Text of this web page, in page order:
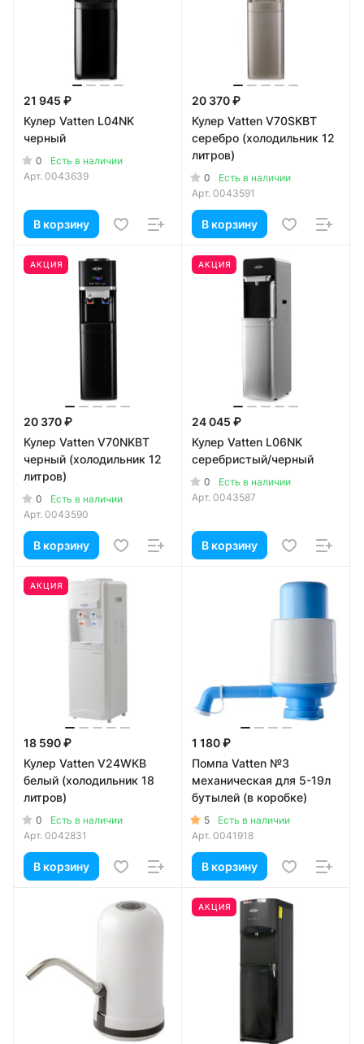
21 945 ₽
Кулер Vatten L04NK
черный
0
Есть в наличии
Арт. 0043639
В корзину
20 370 ₽
Кулер Vatten V70SKBT
серебро (холодильник 12
литров)
0
Есть в наличии
Арт. 0043591
В корзину
АКЦИЯ
20 370 ₽
Кулер Vatten V70NKBT
черный (холодильник 12
литров)
0
Есть в наличии
Арт. 0043590
В корзину
АКЦИЯ
24 045 ₽
Кулер Vatten L06NK
серебристый/черный
0
Есть в наличии
Арт. 0043587
В корзину
АКЦИЯ
18 590 ₽
Кулер Vatten V24WKB
белый (холодильник 18
литров)
0
Есть в наличии
Арт. 0042831
В корзину
1 180 ₽
Помпа Vatten №3
механическая для 5-19л
бутылей (в коробке)
5
Есть в наличии
Арт. 0041918
В корзину
АКЦИЯ